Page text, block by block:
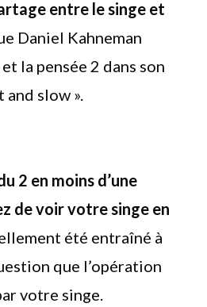
entre le singe et
Daniel Kahneman
la pensée 2 dans son
slow ».
2 en moins d’une
de voir votre singe en
été entraîné à
que l’opération
votre singe.